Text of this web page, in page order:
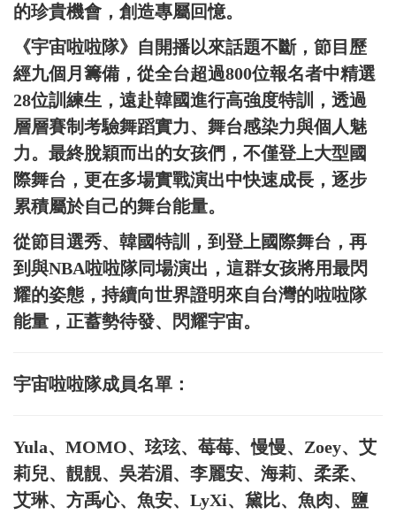
的珍貴機會，創造專屬回憶。
《宇宙啦啦隊》自開播以來話題不斷，節目歷
經九個月籌備，從全台超過800位報名者中精選
28位訓練生，遠赴韓國進行高強度特訓，透過
層層賽制考驗舞蹈實力、舞台感染力與個人魅
力。最終脫穎而出的女孩們，不僅登上大型國
際舞台，更在多場實戰演出中快速成長，逐步
累積屬於自己的舞台能量。
從節目選秀、韓國特訓，到登上國際舞台，再
到與NBA啦啦隊同場演出，這群女孩將用最閃
耀的姿態，持續向世界證明來自台灣的啦啦隊
能量，正蓄勢待發、閃耀宇宙。
宇宙啦啦隊成員名單：
Yula、MOMO、玹玹、莓莓、慢慢、Zoey、艾
莉兒、靚靚、吳若湄、李麗安、海莉、柔柔、
艾琳、方禹心、魚安、LyXi、黛比、魚肉、鹽